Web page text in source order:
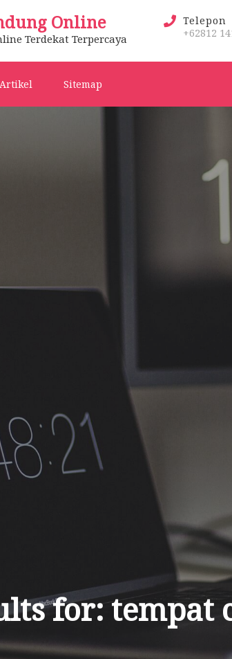
Online
Terdekat Terpercaya
Telepon
+62812
Artikel Sitemap
for:tempat